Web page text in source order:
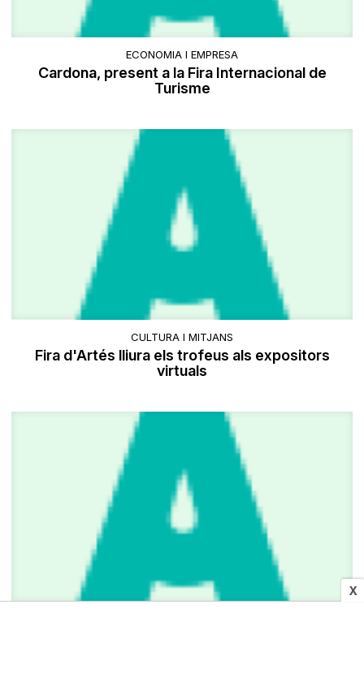
X
ECONOMIA I EMPRESA
Cardona, present a la Fira Internacional de
Turisme
CULTURA I MITJANS
Fira d'Artés lliura els trofeus als expositors
virtuals